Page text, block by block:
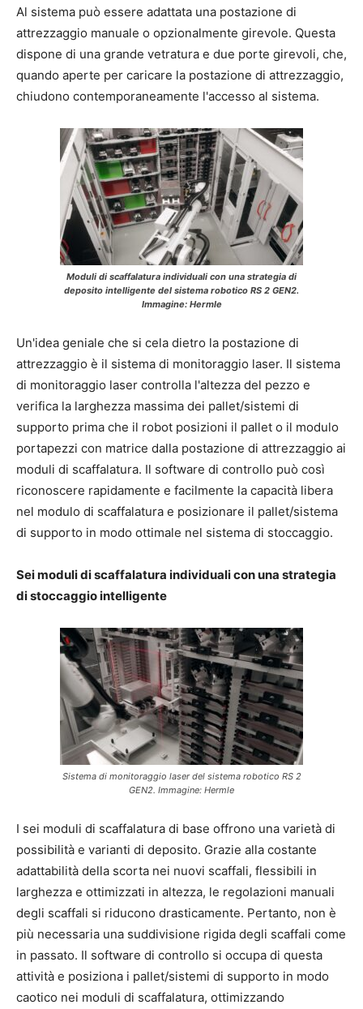
Al sistema può essere adattata una postazione di
attrezzaggio manuale o opzionalmente girevole. Questa
dispone di una grande vetratura e due porte girevoli, che,
quando aperte per caricare la postazione di attrezzaggio,
chiudono contemporaneamente l'accesso al sistema.
Moduli di scaffalatura individuali con una strategia di
deposito intelligente del sistema robotico RS 2 GEN2.
Immagine: Hermle
Un'idea geniale che si cela dietro la postazione di
attrezzaggio è il sistema di monitoraggio laser. Il sistema
di monitoraggio laser controlla l'altezza del pezzo e
verifica la larghezza massima dei pallet/sistemi di
supporto prima che il robot posizioni il pallet o il modulo
portapezzi con matrice dalla postazione di attrezzaggio ai
moduli di scaffalatura. Il software di controllo può così
riconoscere rapidamente e facilmente la capacità libera
nel modulo di scaffalatura e posizionare il pallet/sistema
di supporto in modo ottimale nel sistema di stoccaggio.
Sei moduli di scaffalatura individuali con una strategia
di stoccaggio intelligente
Sistema di monitoraggio laser del sistema robotico RS 2
GEN2. Immagine: Hermle
I sei moduli di scaffalatura di base offrono una varietà di
possibilità e varianti di deposito. Grazie alla costante
adattabilità della scorta nei nuovi scaffali, flessibili in
larghezza e ottimizzati in altezza, le regolazioni manuali
degli scaffali si riducono drasticamente. Pertanto, non è
più necessaria una suddivisione rigida degli scaffali come
in passato. Il software di controllo si occupa di questa
attività e posiziona i pallet/sistemi di supporto in modo
caotico nei moduli di scaffalatura, ottimizzando